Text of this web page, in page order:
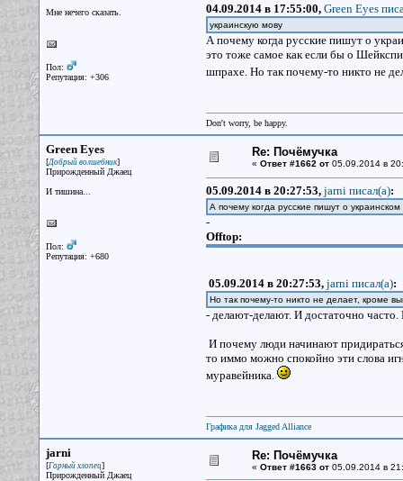
Мне нечего сказать.
Пол:
Репутация: +306
04.09.2014 в 17:55:00, Green Eyes
украинскую мову
А почему когда русские пишут о
это тоже самое как если бы о
шпрахе. Но так почему-то никто не
Don't worry, be happy.
Green Eyes
[Добрый волшебник]
Прирожденный Джаец
И тишина...
Пол:
Репутация: +680
Re: Почёмучка
« Ответ #1662 от05.09.2014 в
05.09.2014 в 20:27:53, jarni писал(a):
А почему когда русские пишут о
-
Offtop:
05.09.2014 в 20:27:53, jarni писал(a):
Но так почему-то никто не делает, кроме
- делают-делают. И достаточно часто.
И почему люди начинают
то иммо можно спокойно эти слова
муравейника.
Графика для Jagged Alliance
jarni
[Гарный хлопец]
Прирожденный Джаец
Re: Почёмучка
« Ответ #1663 от05.09.2014 в